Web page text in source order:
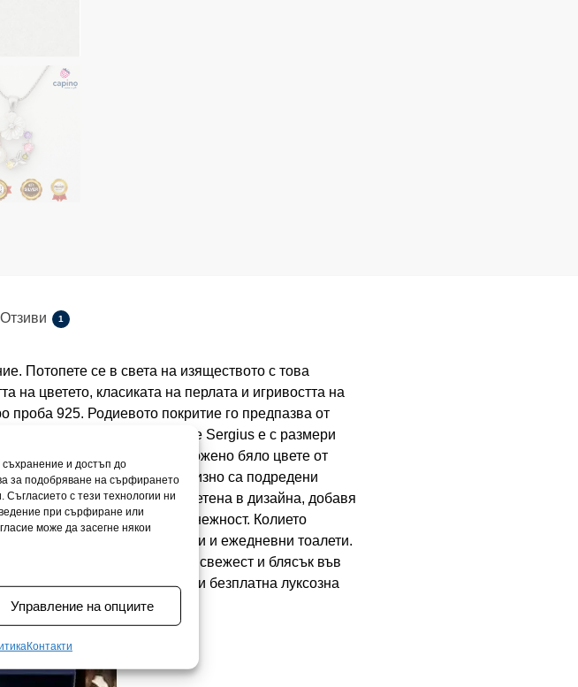
съхранение и достъп до
за подобряване на сърфирането
с тези технологии ни
при сърфиране или
може да засегне някои
Управление на опциите
Контакти
Отзиви 1
Потопете се в света на изяществото с това
на цветето, класиката на перлата и игривостта на
проба 925. Родиевото покритие го предпазва от
на бижуто. Сребърното колие Sergius е с размери
на висулката е разположено бяло цвете от
Около него прецизно са подредени
всяка визия. Перлата вплетена в дизайна, добавя
повод или за ежедневна нежност. Колието
съчетава лесно с официални и ежедневни тоалети.
това колие, което ще внесе свежест и блясък във
сертификат за качество и безплатна луксозна